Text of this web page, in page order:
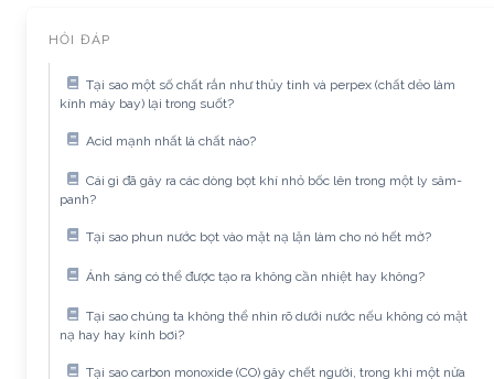
HỎI ĐÁP
Tại sao một số chất rắn như thủy tinh và perpex (chất dẻo làm
kính máy bay) lại trong suốt?
Acid mạnh nhất là chất nào?
Cái gì đã gây ra các dòng bọt khí nhỏ bốc lên trong một ly sâm-
panh?
Tại sao phun nước bọt vào mặt nạ lặn làm cho nó hết mờ?
Ánh sáng có thể được tạo ra không cần nhiệt hay không?
Tại sao chúng ta không thể nhìn rõ dưới nước nếu không có mặt
nạ hay hay kính bơi?
Tại sao carbon monoxide (CO) gây chết người, trong khi một nửa